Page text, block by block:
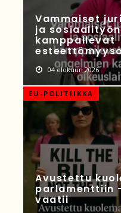
Vammaiset
ja
kamppailevat
04 elokuun 2026
EU-POLITIIKKA
Avustettu
parlamenttiin
vaatii